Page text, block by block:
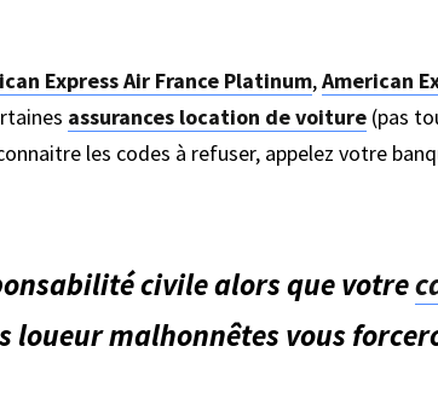
Express Air France Platinum,American
assurances location de voiture(pas
les codes à refuser, appelez votre
civile alors que votre
loueur malhonnêtes vous